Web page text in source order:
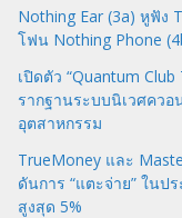
Nothing Ear (3a) หูฟัง
โฟน Nothing Phone
เปิดตัว “Quantum
รากฐานระบบนิเวศควอ
อุตสาหกรรม
TrueMoney และ
ดันการ “แตะจ่าย” ในป
สูงสุด 5%